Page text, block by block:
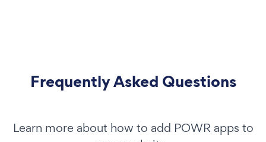
Frequently Asked Questions
Learn more about how to add POWR apps to